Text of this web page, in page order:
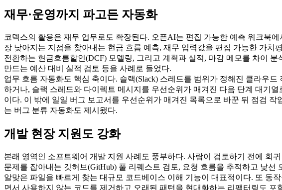
재무·운영까지 파고든 자동화
코덱스의 활용은 재무 업무로도 확장된다. 오픈AI는 편집 가능한 예측 워크북에
장 낮아지는 지점을 찾아내는 현금 흐름 예측, 재무 입력값을 편집 가능한 가치
전환하는 현금흐름할인(DCF) 모델링, 그리고 계획과 실적, 마감 메모를 차이 분
만드는 예산 대비 실적 검토 등을 사례로 들었다.
업무 흐름 자동화도 핵심 축이다. 슬랙(Slack) 스레드를 범위가 정해진 클라우드
하거나, 슬랙 스레드와 다이렉트 메시지를 우선순위가 매겨진 다음 단계 대기열
이다. 이 밖에 일일 버그 보고서를 우선순위가 매겨진 목록으로 바꾼 뒤 점검 작
는 버그 분류 자동화도 제시됐다.
개발 현장 지원도 강화
본래 영역인 소프트웨어 개발 지원 사례도 풍부하다. 사람이 검토하기 전에 회
문제를 잡아내는 깃허브(GitHub) 풀 리퀘스트 검토, 요청 흐름을 추적하고 낯선
알맞은 파일을 빠르게 찾는 대규모 코드베이스 이해 기능이 대표적이다. 또 동
면서 사용하지 않는 코드를 제거하고 오래된 패턴을 현대화하는 리팩터링도 포